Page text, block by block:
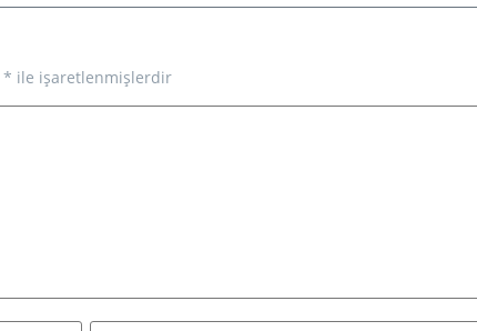
* ile işaretlenmişlerdir